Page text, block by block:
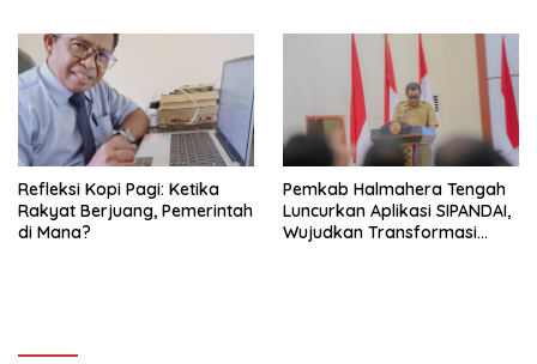
Refleksi Kopi Pagi: Ketika
Rakyat Berjuang, Pemerintah
di Mana?
Pemkab Halmahera Tengah
Luncurkan Aplikasi SIPANDAI,
Wujudkan Transformasi